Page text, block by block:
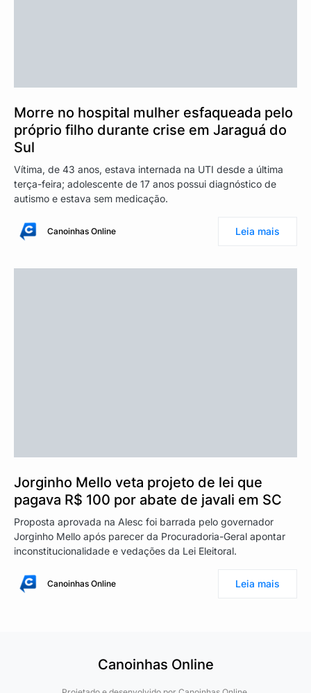
Morre no hospital mulher esfaqueada pelo
próprio filho durante crise em Jaraguá do
Sul
Vítima, de 43 anos, estava internada na UTI desde a última
terça-feira; adolescente de 17 anos possui diagnóstico de
autismo e estava sem medicação.
Canoinhas Online Leia mais
Jorginho Mello veta projeto de lei que
pagava R$ 100 por abate de javali em SC
Proposta aprovada na Alesc foi barrada pelo governador
Jorginho Mello após parecer da Procuradoria-Geral apontar
inconstitucionalidade e vedações da Lei Eleitoral.
Canoinhas Online Leia mais
Canoinhas Online